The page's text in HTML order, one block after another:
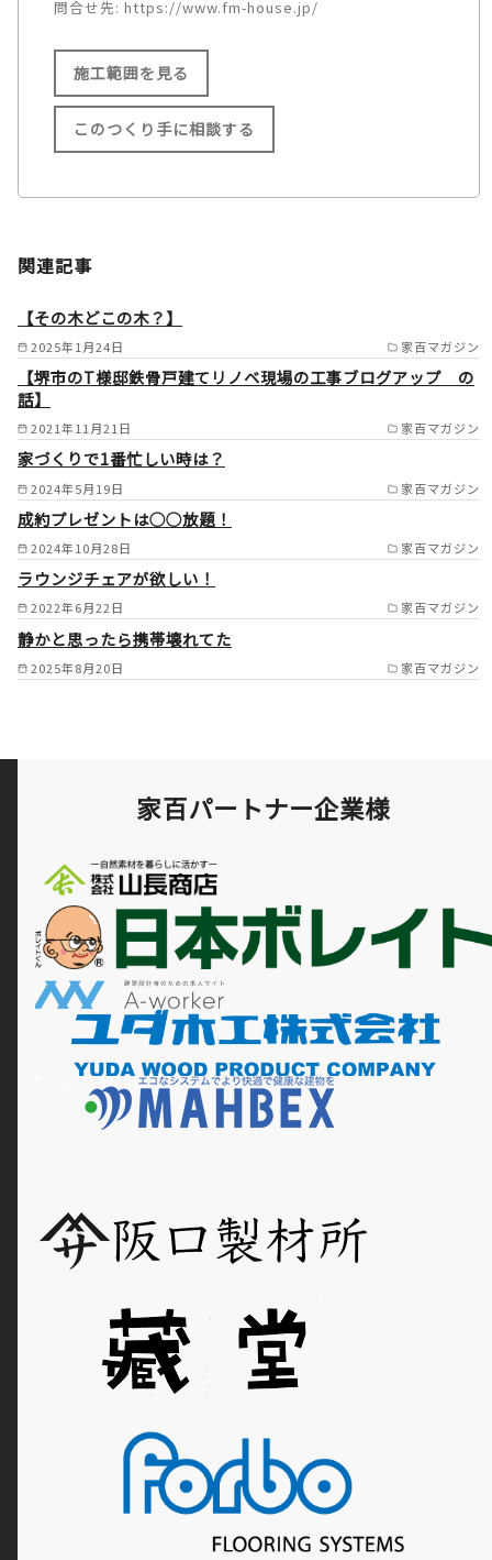
問合せ先: https://www.fm-house.jp/
施工範囲を見る
施工範囲
町 /
このつくり手に相談する
関連記事
2025年1月24日 家百マガジン
【その木どこの木？】
2021年11月21日 家百マガジン
【堺市のT様邸鉄骨戸建てリノベ現場の工事ブログアップ の
話】
2024年5月19日 家百マガジン
家づくりで1番忙しい時は？
2024年10月28日 家百マガジン
成約プレゼントは○○放題！
2022年6月22日 家百マガジン
ラウンジチェアが欲しい！
2025年8月20日 家百マガジン
静かと思ったら携帯壊れてた
家百パートナー企業様